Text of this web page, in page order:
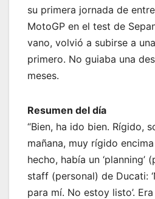
su primera jornada de
MotoGP en el test de
vano, volvió a subirse a
primero. No guiaba una
meses.
Resumen del día
“Bien, ha ido bien. Rígido,
mañana, muy rígido
hecho, había un ‘planning’
staff (personal) de Ducati:
para mí. No estoy listo’.